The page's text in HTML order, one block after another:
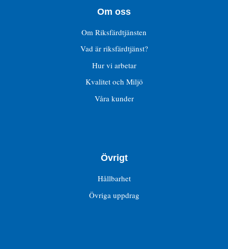
Om oss
Om Riksfärdtjänsten
Vad är riksfärdtjänst?
Hur vi arbetar
Kvalitet och Miljö
Våra kunder
Övrigt
Hållbarhet
Övriga uppdrag